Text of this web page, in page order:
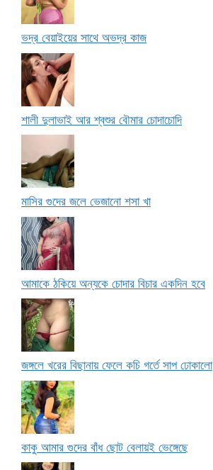
ভদ্র বেয়াইয়ের সাথে অভদ্র কাজ
শালী দুলাভাই আর শ্বশুর বৌমার চোদাচোদি
মাসির গুদের জলে ভেজানো শসা খা
আমাকে ঠকিয়ে অন্যকে চোদার বিচার একদিন হবে
জঙ্গলে খরের বিছানায় ফেলে কচি গর্তে সাপ ঢোকালো
কাকু আমার গুদের বাঁধ ছোট বেলায়ই ভেঙ্গেছে